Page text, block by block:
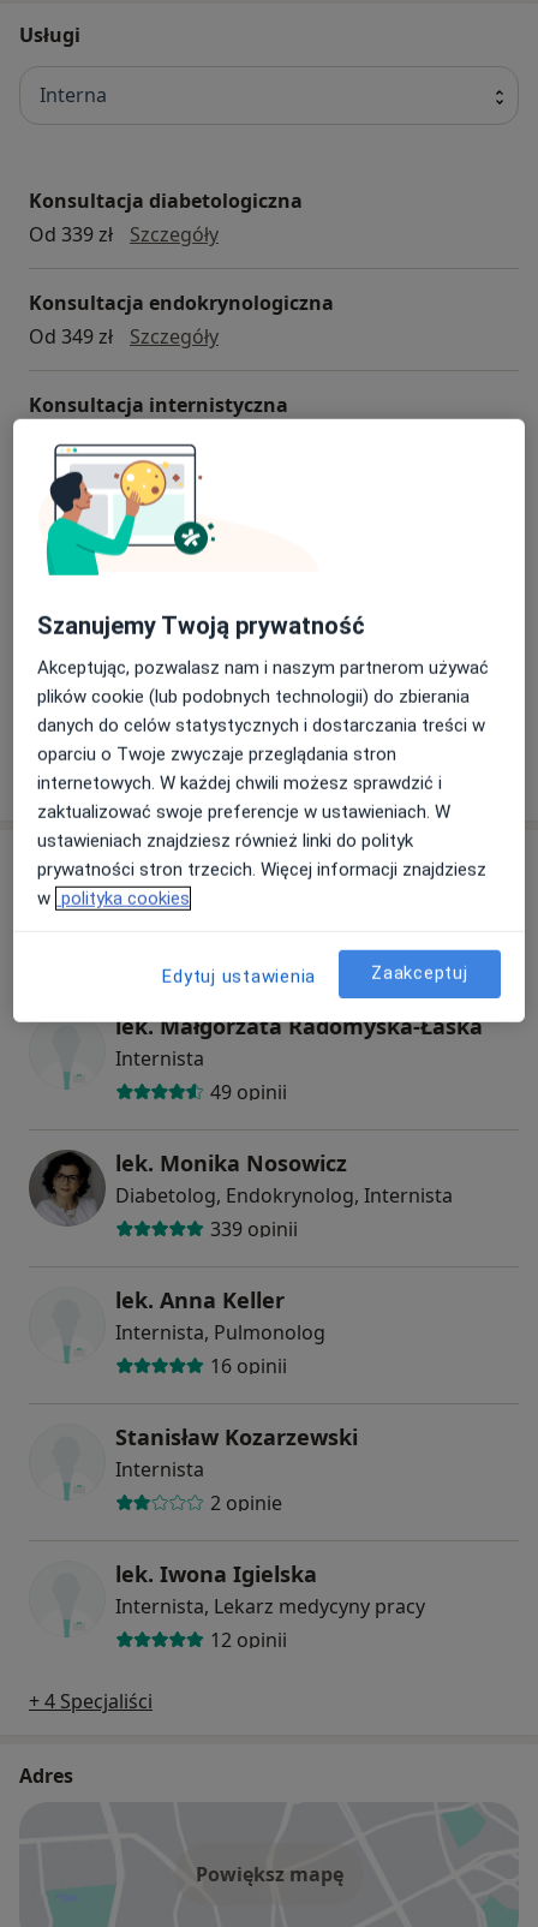
Usługi
Interna
Konsultacja diabetologiczna
Od 339 zł
Szczegółykonsultacja diabetologiczna
Konsultacja endokrynologiczna
Od 349 zł
SzczegółyKonsultacja endokrynologiczna
Konsultacja internistyczna
Od 135 zł
Szczegóły
Konsultacja telefoniczna - Internista
Od 109 zł
Szczegóły
Konsultacja pulmonologiczna
Od 329 zł
SzczegółyKonsultacja pulmonologiczna
+ 2 usługi
W jaki sposób ustalane są ceny?
Specjaliści
lek. Małgorzata Radomyska-Łaska
Internista
49 opinii
lek. Monika Nosowicz
Diabetolog, Endokrynolog, Internista
339 opinii
lek. Anna Keller
Internista, Pulmonolog
16 opinii
Stanisław Kozarzewski
Internista
2 opinie
lek. Iwona Igielska
Internista, Lekarz medycyny pracy
12 opinii
+ 4 Specjaliści
Adres
Powiększ mapę
Szanujemy Twoją prywatność
Akceptując, pozwalasz nam i naszym partnerom używać
plików cookie (lub podobnych technologii) do zbierania
danych do celów statystycznych i dostarczania treści w
oparciu o Twoje zwyczaje przeglądania stron
internetowych. W każdej chwili możesz sprawdzić i
zaktualizować swoje preferencje w ustawieniach. W
ustawieniach znajdziesz również linki do polityk
prywatności stron trzecich. Więcej informacji znajdziesz
w polityka cookies
Edytuj ustawienia Zaakceptuj